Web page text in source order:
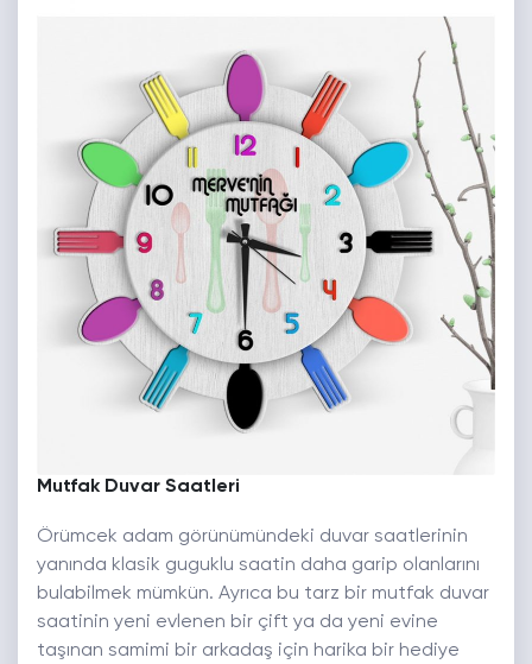
Mutfak Duvar Saatleri
Örümcek adam görünümündeki duvar saatlerinin
yanında klasik guguklu saatin daha garip olanlarını
bulabilmek mümkün. Ayrıca bu tarz bir mutfak duvar
saatinin yeni evlenen bir çift ya da yeni evine
taşınan samimi bir arkadaş için harika bir hediye